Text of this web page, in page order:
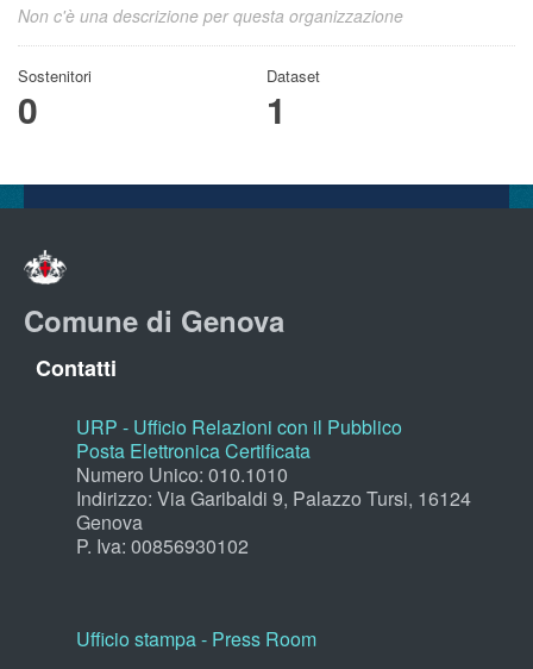
Non c'è una descrizione per questa organizzazione
Sostenitori
0
Dataset
1
Comune di Genova
Contatti
URP - Ufficio Relazioni con il Pubblico
Posta Elettronica Certificata
Numero Unico: 010.1010
Indirizzo: Via Garibaldi 9, Palazzo Tursi, 16124
Genova
P. Iva: 00856930102
Ufficio stampa - Press Room